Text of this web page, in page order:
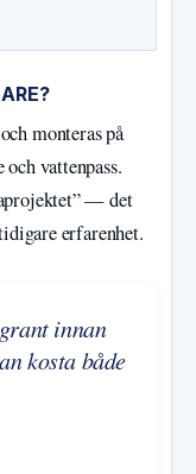
monteras på
vattenpass.
— det
erfarenhet.
innan
kosta både